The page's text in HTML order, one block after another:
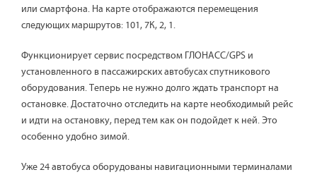
или смартфона. На карте отображаются перемещения
следующих маршрутов: 101, 7К, 2, 1.
Функционирует сервис посредством ГЛОНАСС/GPS и
установленного в пассажирских автобусах спутникового
оборудования. Теперь не нужно долго ждать транспорт на
остановке. Достаточно отследить на карте необходимый рейс
и идти на остановку, перед тем как он подойдет к ней. Это
особенно удобно зимой.
Уже 24 автобуса оборудованы навигационными терминалами